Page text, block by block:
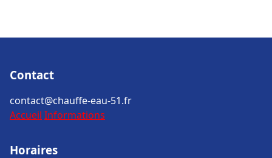
Contact
contact@chauffe-eau-51.fr
Accueil Informations
Horaires